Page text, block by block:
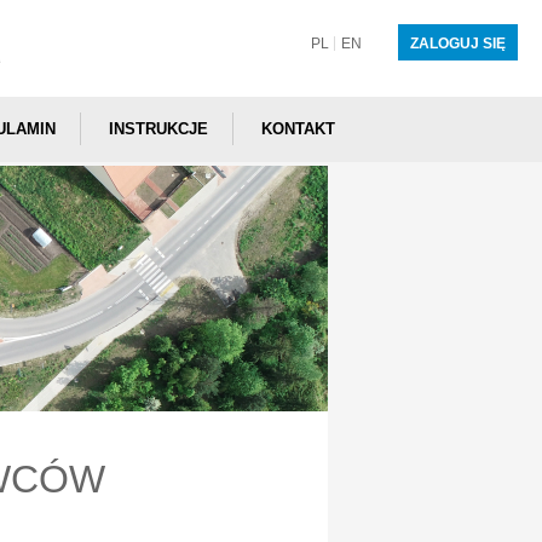
PL EN ZALOGUJ SIĘ
INSTRUKCJE KONTAKT